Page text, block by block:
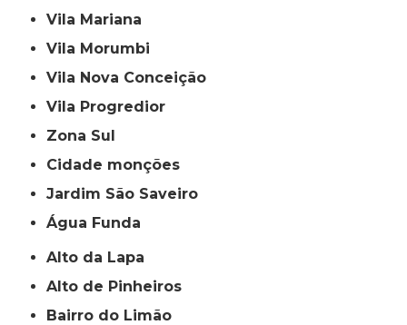
Vila Mariana
Vila Morumbi
Vila Nova Conceição
Vila Progredior
Zona Sul
cidade monções
jardim São Saveiro
Água Funda
Alto da Lapa
Alto de Pinheiros
Bairro do Limão